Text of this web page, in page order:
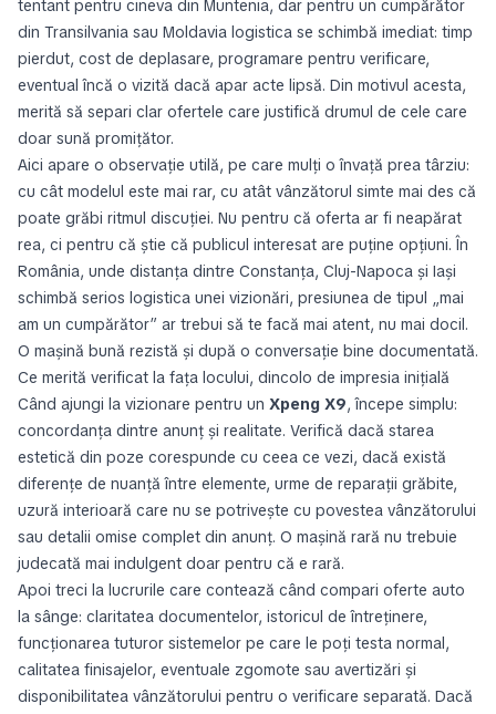
tentant pentru cineva din Muntenia, dar pentru un cumpărător
din Transilvania sau Moldavia logistica se schimbă imediat: timp
pierdut, cost de deplasare, programare pentru verificare,
eventual încă o vizită dacă apar acte lipsă. Din motivul acesta,
merită să separi clar ofertele care justifică drumul de cele care
doar sună promițător.
Aici apare o observație utilă, pe care mulți o învață prea târziu:
cu cât modelul este mai rar, cu atât vânzătorul simte mai des că
poate grăbi ritmul discuției. Nu pentru că oferta ar fi neapărat
rea, ci pentru că știe că publicul interesat are puține opțiuni. În
România, unde distanța dintre Constanța, Cluj-Napoca și Iași
schimbă serios logistica unei vizionări, presiunea de tipul „mai
am un cumpărător” ar trebui să te facă mai atent, nu mai docil.
O mașină bună rezistă și după o conversație bine documentată.
Ce merită verificat la fața locului, dincolo de impresia inițială
Când ajungi la vizionare pentru un Xpeng X9, începe simplu:
concordanța dintre anunț și realitate. Verifică dacă starea
estetică din poze corespunde cu ceea ce vezi, dacă există
diferențe de nuanță între elemente, urme de reparații grăbite,
uzură interioară care nu se potrivește cu povestea vânzătorului
sau detalii omise complet din anunț. O mașină rară nu trebuie
judecată mai indulgent doar pentru că e rară.
Apoi treci la lucrurile care contează când compari oferte auto
la sânge: claritatea documentelor, istoricul de întreținere,
funcționarea tuturor sistemelor pe care le poți testa normal,
calitatea finisajelor, eventuale zgomote sau avertizări și
disponibilitatea vânzătorului pentru o verificare separată. Dacă